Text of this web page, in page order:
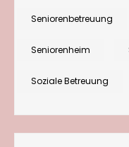
Seniorenbetreuung
Seniorenheim
Soziale Betreuung